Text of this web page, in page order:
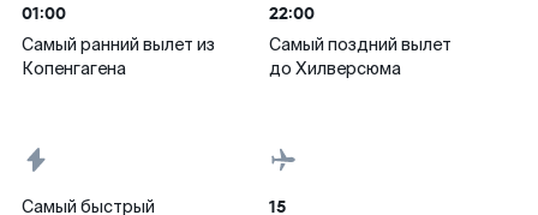
01:00
Самый ранний вылет из
Копенгагена
22:00
Самый поздний вылет
до Хилверсюма
Самый быстрый
15